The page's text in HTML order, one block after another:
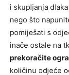
i skupljanja
nego što
pomiješati s
inače ostale na
prekoračite
količinu odjeće